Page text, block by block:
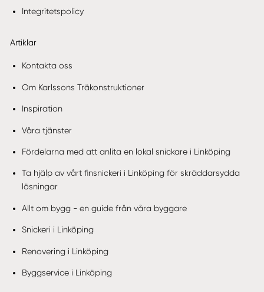
Integritetspolicy
Artiklar
Kontakta oss
Om Karlssons Träkonstruktioner
Inspiration
Våra tjänster
Fördelarna med att anlita en lokal snickare i Linköping
Ta hjälp av vårt finsnickeri i Linköping för skräddarsydda
lösningar
Allt om bygg - en guide från våra byggare
Snickeri i Linköping
Renovering i Linköping
Byggservice i Linköping